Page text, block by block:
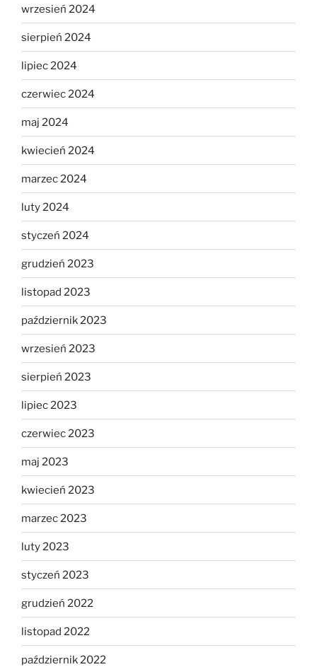
wrzesień 2024
sierpień 2024
lipiec 2024
czerwiec 2024
maj 2024
kwiecień 2024
marzec 2024
luty 2024
styczeń 2024
grudzień 2023
listopad 2023
październik 2023
wrzesień 2023
sierpień 2023
lipiec 2023
czerwiec 2023
maj 2023
kwiecień 2023
marzec 2023
luty 2023
styczeń 2023
grudzień 2022
listopad 2022
październik 2022